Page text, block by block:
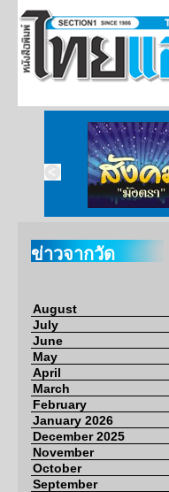
สังคมมังตรา
ข่าวจากวัด
August
July
June
May
April
March
February
January 2026
December 2025
November
October
September